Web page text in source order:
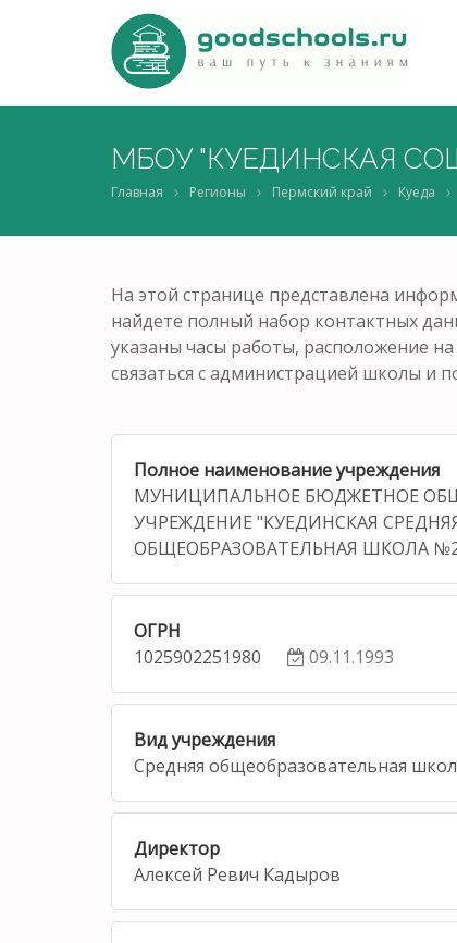
МБОУ "КУЕДИНСКАЯ
Главная Регионы Пермский край Куеда
На этой странице представлена
найдете полный набор контактных
указаны часы работы, расположение
связаться с администрацией школы и
Полное наименование учреждения
МУНИЦИПАЛЬНОЕ БЮДЖЕТНОЕ
УЧРЕЖДЕНИЕ "КУЕДИНСКАЯ
ОБЩЕОБРАЗОВАТЕЛЬНАЯ ШКОЛА
ОГРН
1025902251980
09.11.1993
Вид учреждения
Средняя общеобразовательная
Директор
Алексей Ревич Кадыров